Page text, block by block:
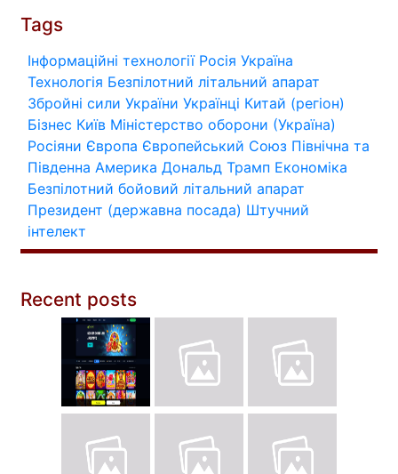
Tags
Інформаційні технології Росія Україна
Технологія Безпілотний літальний апарат
Збройні сили України Українці Китай (регіон)
Бізнес Київ Міністерство оборони (Україна)
Росіяни Європа Європейський Союз Північна та
Південна Америка Дональд Трамп Економіка
Безпілотний бойовий літальний апарат
Президент (державна посада) Штучний
інтелект
Recent posts